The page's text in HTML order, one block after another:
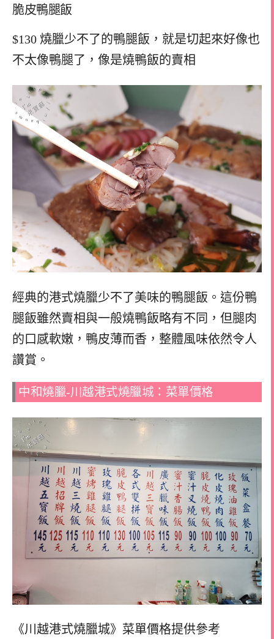
脆皮鴨腿飯
$130 燒臘少不了的鴨腿飯，就是切起來好像也
不太像鴨腿了，像是燒鴨飯的賣相
經典的港式燒臘少不了美味的鴨腿飯。這份鴨
腿飯雖然賣相與一般燒鴨飯略有不同，但腿肉
的口感軟嫩，鴨皮薄而香，整體風味依然令人
讚賞。
中和燒臘-川越港式燒臘城：菜單價格
《川越港式燒臘城》菜單價格提供參考